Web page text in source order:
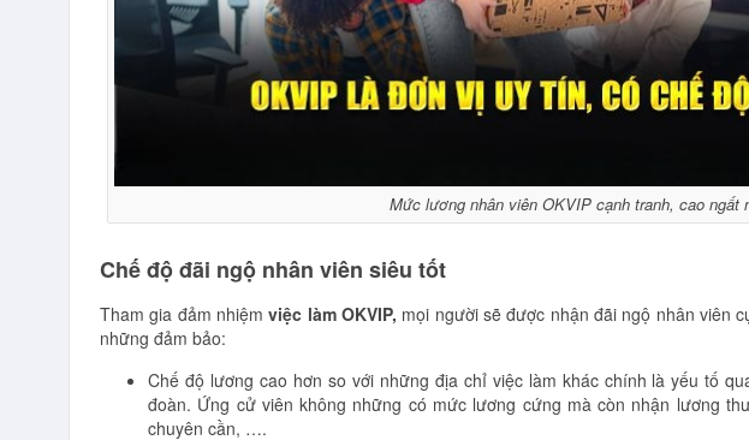
Mức lương nhân viên OKVIP cạnh tranh, cao ngất
Chế độ đãi ngộ nhân viên siêu tốt
Tham gia đảm nhiệmviệc làm OKVIP, mọi người sẽ được nhận đãi ngộ nhân viên
những đảm bảo:
Chế độ lương cao hơn so với những địa chỉ việc làm khác chính là yếu tố
đoàn. Ứng cử viên không những có mức lương cứng mà còn nhận lương
chuyên cần, ….